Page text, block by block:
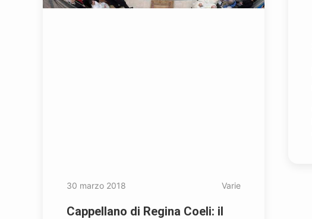
30 marzo 2018 Varie
Cappellano di Regina Coeli: il